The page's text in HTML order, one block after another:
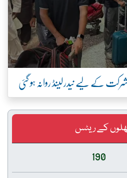
کے لیے نیدرلینڈ روانہ ہو گئی
کے ریٹس
190